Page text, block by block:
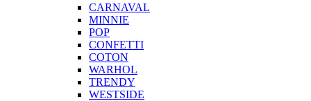
CARNAVAL
MINNIE
POP
CONFETTI
COTON
WARHOL
TRENDY
WESTSIDE